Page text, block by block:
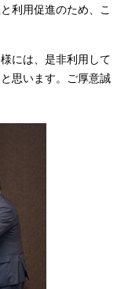
利用促進のため、こ
には、是非利用して
思います。ご厚意誠